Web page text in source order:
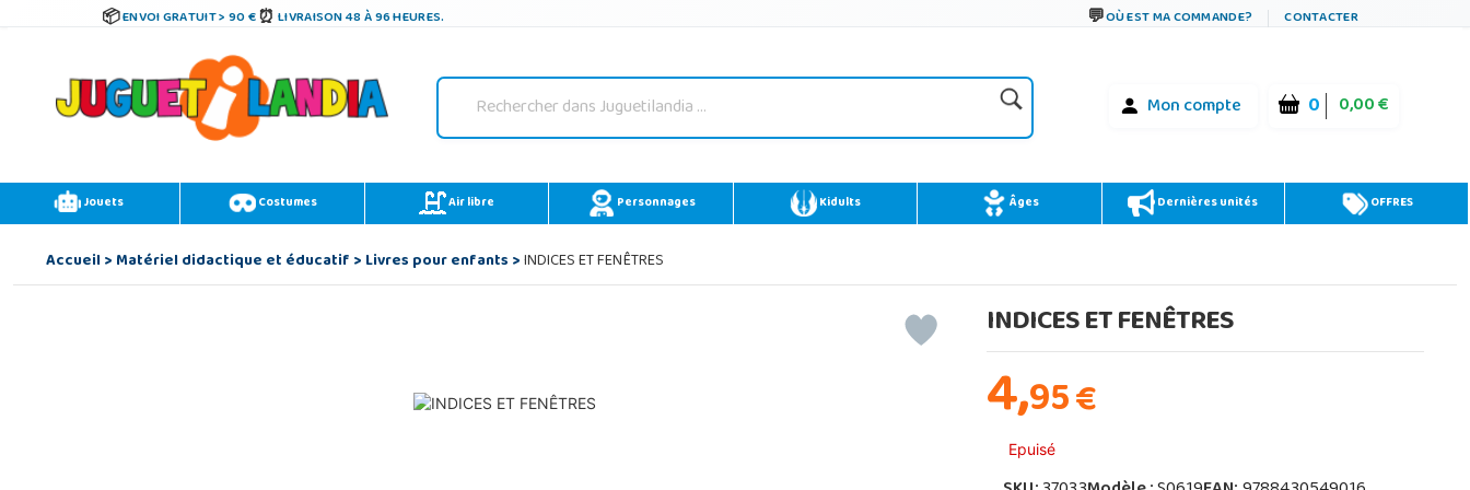
ENVOI GRATUIT > 90 € LIVRAISON 48 À 96 HEURES. OÙ EST MA COMMANDE? CONTACTER
Mon compte 0 0,00 €
Jouets Costumes Air libre Personnages Kidults Âges Dernières unités OFFRES
Accueil>Matériel didactique et éducatif>Livres pour enfants>INDICES ET FENÊTRES
INDICES ET FENÊTRES
4,95€
Epuisé